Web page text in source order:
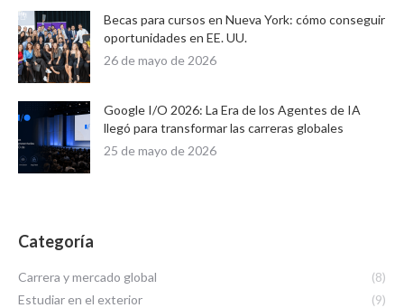
Becas para cursos en Nueva York: cómo conseguir
oportunidades en EE. UU.
26 de mayo de 2026
Google I/O 2026: La Era de los Agentes de IA
llegó para transformar las carreras globales
25 de mayo de 2026
Categoría
Carrera y mercado global
(8)
Estudiar en el exterior
(9)